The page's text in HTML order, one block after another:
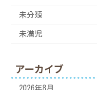
未分類
未満児
アーカイブ
2026年8月